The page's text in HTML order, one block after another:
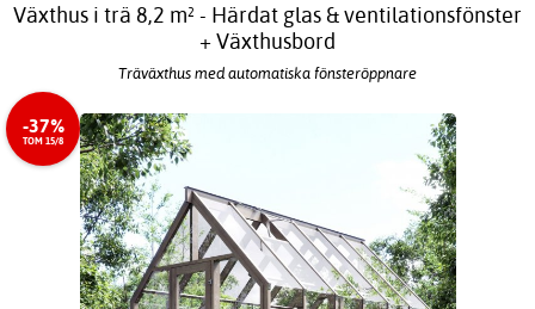
Växthus i trä 8,2 m² - Härdat glas & ventilationsfönster
+ Växthusbord
Träväxthus med automatiska fönsteröppnare
-37%
TOM 15/8